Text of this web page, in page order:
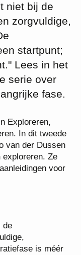
niet bij de
zorgvuldige,
startpunt;
Lees in het
serie over
fase.
Exploreren,
In dit tweede
van der Dussen
exploreren. Ze
voor
de
is méér